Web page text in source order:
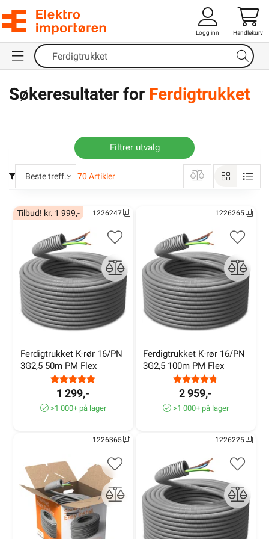
Logg inn Handlekurv
Søkeresultater for Ferdigtrukket
Filtrer utvalg
Beste treff 70 Artikler
Ferdigtrukket K-rør 16/PN
3G2,5 50m PM Flex
1 299,-
1226247
Tilbud!kr. 1 999,-
>1 000+ på lager
Ferdigtrukket K-rør 16/PN
3G2,5 100m PM Flex
2 959,-
1226265
>1 000+ på lager
1226365 1226225